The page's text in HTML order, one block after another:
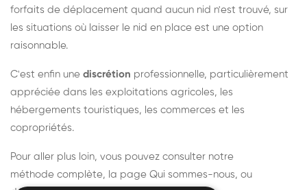
forfaits de déplacement quand aucun nid n'est trouvé, sur
les situations où laisser le nid en place est une option
raisonnable.
C'est enfin une discrétion professionnelle, particulièrement
appréciée dans les exploitations agricoles, les
hébergements touristiques, les commerces et les
copropriétés.
Pour aller plus loin, vous pouvez consulter notre
méthode complète, la page Qui sommes-nous, ou